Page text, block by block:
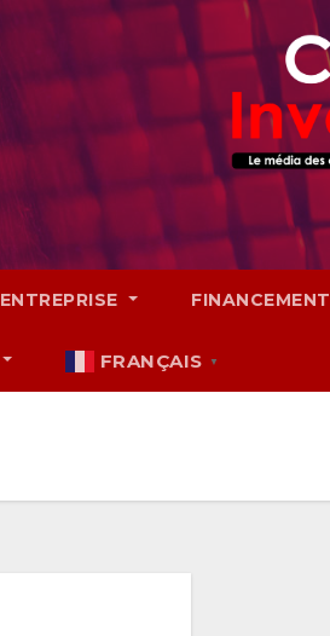
ENTREPRISE FINANCEMENT
FRANÇAIS ▼